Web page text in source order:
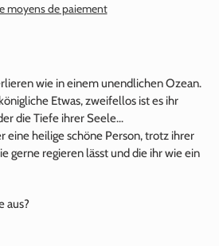
moyens de paiement
wie in einem unendlichen Ozean.
Etwas, zweifellos ist es ihr
die Tiefe ihrer Seele...
eine heilige schöne Person, trotz ihrer
gerne regieren lässt und die ihr wie ein
aus?